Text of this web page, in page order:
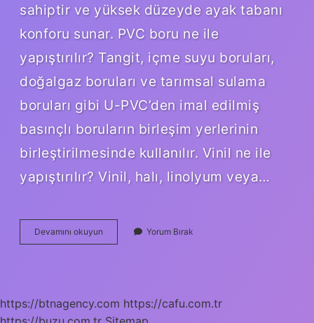
sahiptir ve yüksek düzeyde ayak tabanı
konforu sunar. PVC boru ne ile
yapıştırılır? Tangit, içme suyu boruları,
doğalgaz boruları ve tarımsal sulama
boruları gibi U-PVC’den imal edilmiş
basınçlı boruların birleşim yerlerinin
birleştirilmesinde kullanılır. Vinil ne ile
yapıştırılır? Vinil, halı, linolyum veya…
Devamını okuyun
Kaplama
Yorum Bırak
https://btnagency.com https://cafu.com.tr